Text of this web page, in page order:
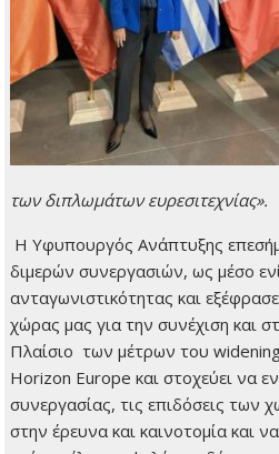
των διπλωμάτων ευρεσιτεχνίας».
Η Υφυπουργός Ανάπτυξης
διμερών συνεργασιών, ως μέσο
ανταγωνιστικότητας και
χώρας μας για την συνέχιση και
Πλαίσιο των μέτρων του
Horizon Europe και στοχεύει να
συνεργασίας, τις επιδόσεις των
στην έρευνα και καινοτομία και